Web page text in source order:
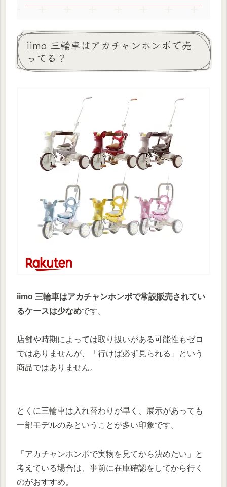
iimo 三輪車はアカチャンホンポで売
ってる？
iimo 三輪車はアカチャンホンポで常設販売されてい
るケースは少なめです。
店舗や時期によっては取り扱いがある可能性もゼロ
ではありませんが、「行けば必ず見られる」という
商品ではありません。
とくに三輪車は入れ替わりが早く、展示があっても
一部モデルのみということが多い印象です。
「アカチャンホンポで実物を見てから決めたい」と
考えている場合は、事前に在庫確認をしてから行く
のがおすすめ。